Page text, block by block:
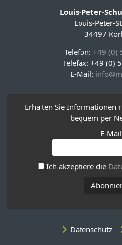
Louis-Peter-
Louis-Peter-
34497
Telefon: +49 (0)
Telefax: +49 (0)
E-Mail:
Erhalten Sie Informationen
bequem per
E-Mail
Ich akzeptiere die
Datenschutz